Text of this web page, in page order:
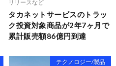
リリースなど
タカネットサービスのトラッ
ク投資対象商品が2年7ヶ月で
累計販売額86億円到達
テクノロジー/製品